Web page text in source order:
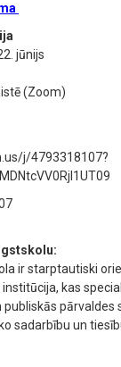
jūnijs
(Zoom)
j/4793318107?
ir starptautiski
kas
pārvaldes
sadarbību un